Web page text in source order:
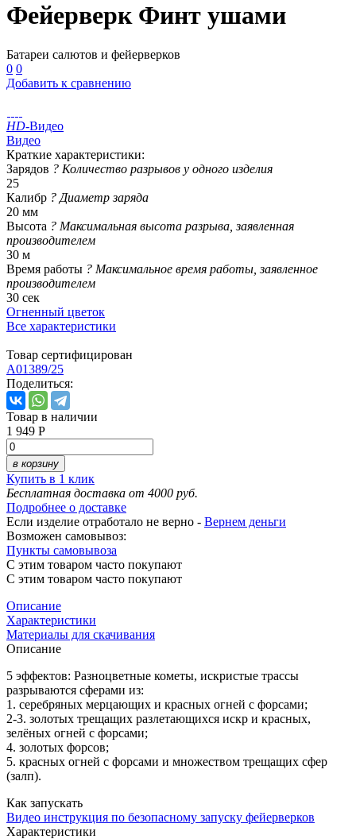
Фейерверк Финт ушами
Батареи салютов и фейерверков
0 0
Добавить к сравнению
HD-Видео
Видео
Краткие характеристики:
Зарядов ? Количество разрывов у одного изделия
25
Калибр ? Диаметр заряда
20 мм
Высота ? Максимальная высота разрыва, заявленная
производителем
30 м
Время работы ? Максимальное время работы, заявленное
производителем
30 сек
Огненный цветок
Все характеристики
Товар сертифицирован
A01389/25
Поделиться:
Товар в наличии
1 949 Р
в корзину
Купить в 1 клик
Бесплатная доставка от 4000 руб.
Подробнее о доставке
Если изделие отработало не верно - Вернем деньги
Возможен самовывоз:
Пункты самовывоза
С этим товаром часто покупают
С этим товаром часто покупают
Описание
Характеристики
Материалы для скачивания
Описание
5 эффектов: Разноцветные кометы, искристые трассы
разрываются сферами из:
1. серебряных мерцающих и красных огней с форсами;
2-3. золотых трещащих разлетающихся искр и красных,
зелёных огней с форсами;
4. золотых форсов;
5. красных огней с форсами и множеством трещащих сфер
(залп).
Как запускать
Видео инструкция по безопасному запуску фейерверков
Характеристики